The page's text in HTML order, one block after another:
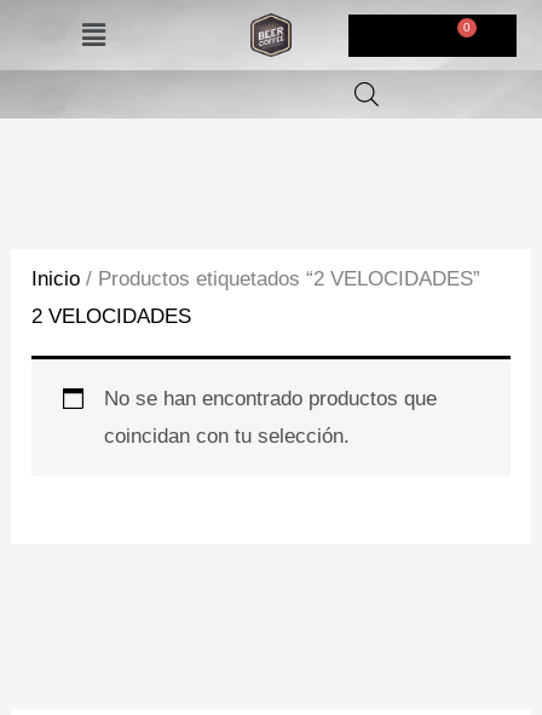
Menú
Inicio / Productos etiquetados “2 VELOCIDADES”
2 VELOCIDADES
No se han encontrado productos que
coincidan con tu selección.